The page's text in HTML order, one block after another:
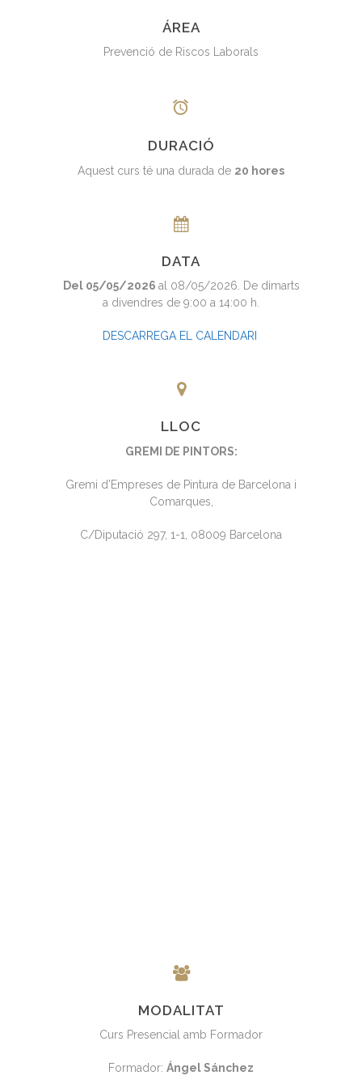
ÁREA
Prevenció de Riscos Laborals
DURACIÓ
Aquest curs té una durada de 20 hores
DATA
Del 05/05/2026 al 08/05/2026. De dimarts
a divendres de 9:00 a 14:00 h.
DESCARREGA EL CALENDARI
LLOC
GREMI DE PINTORS:
Gremi d’Empreses de Pintura de Barcelona i
Comarques,
C/Diputació 297, 1-1, 08009 Barcelona
MODALITAT
Curs Presencial amb Formador
Formador: Ángel Sánchez